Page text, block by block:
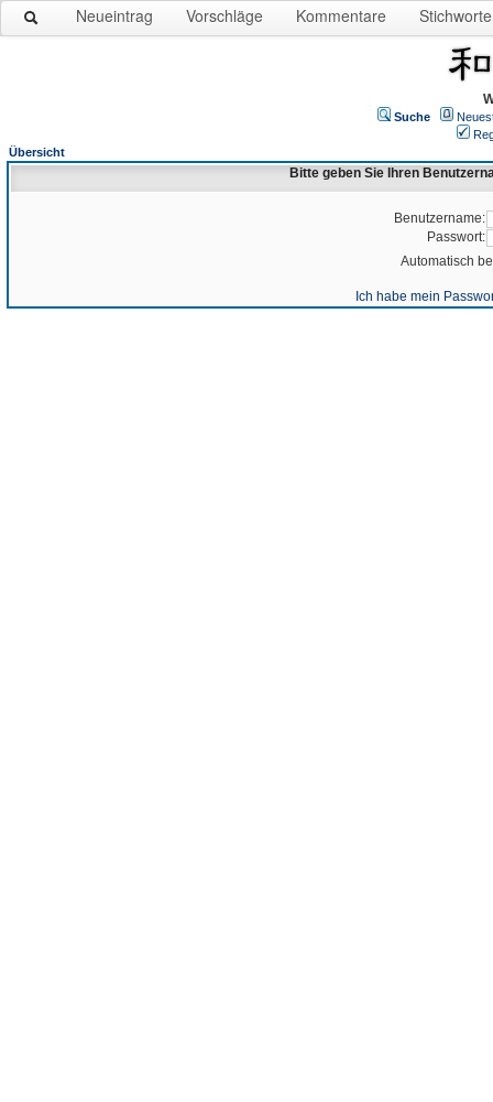
Neueintrag Vorschläge Kommentare Stichworte
Suche
Übersicht
Bitte geben Sie Ihren
Benutzername:
Passwort:
Automatisch
Ich habe mein